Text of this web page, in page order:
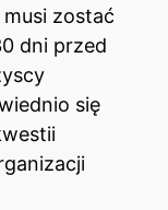
zostać
dni przed
się